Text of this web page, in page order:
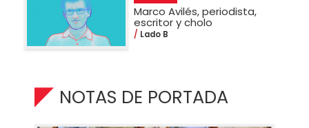
Marco Avilés, periodista,
escritor y cholo
Lado B
NOTAS DE PORTADA